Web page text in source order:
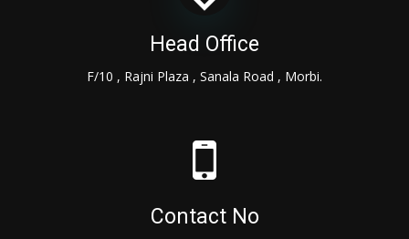
Head Office
F/10 , Rajni Plaza , Sanala Road , Morbi.
Contact No